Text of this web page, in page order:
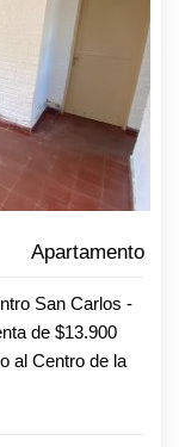
Apartamento
San Carlos -
de $13.900
al Centro de la
Unidad de 2
Integrada